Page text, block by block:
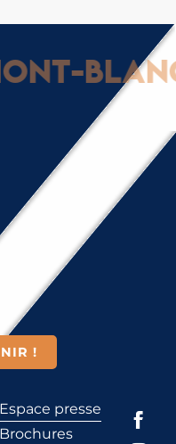
Blanc
!
Espace presse
Brochures